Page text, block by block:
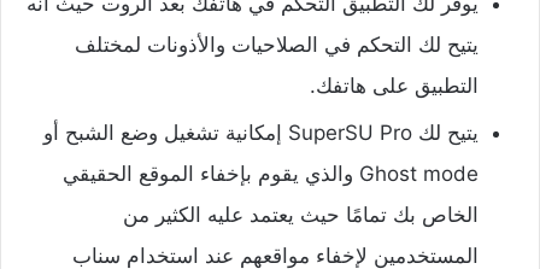
يتيح لك التحكم في الصلاحيات والأذونات لمختلف
التطبيق على هاتفك.
يتيح لك SuperSU Pro إمكانية تشغيل وضع الشبح أو
Ghost mode والذي يقوم بإخفاء الموقع الحقيقي
الخاص بك تمامًا حيث يعتمد عليه الكثير من
المستخدمين لإخفاء مواقعهم عند استخدام سناب